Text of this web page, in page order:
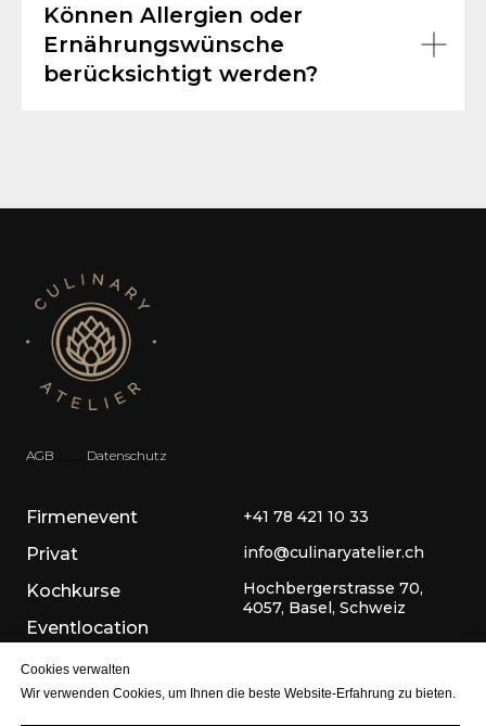
Können Allergien oder
Ernährungswünsche
berücksichtigt werden?
AGB Datenschutz
Firmenevent
Privat
Kochkurse
Eventlocation
Über uns
Kontakt
+41 78 421 10 33
info@culinaryatelier.ch
Hochbergerstrasse 70,
4057, Basel, Schweiz
Cookies verwalten
Wir verwenden Cookies, um Ihnen die beste Website-Erfahrung zu bieten.